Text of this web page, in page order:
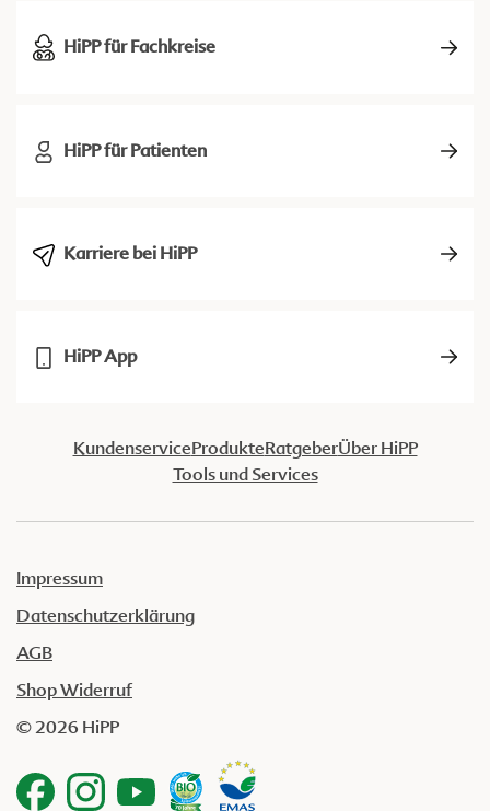
HiPP für Fachkreise
HiPP für Patienten
Karriere bei HiPP
HiPP App
KundenserviceProdukteRatgeberÜber HiPP
Tools und Services
Impressum
Datenschutzerklärung
AGB
Shop Widerruf
© 2026 HiPP